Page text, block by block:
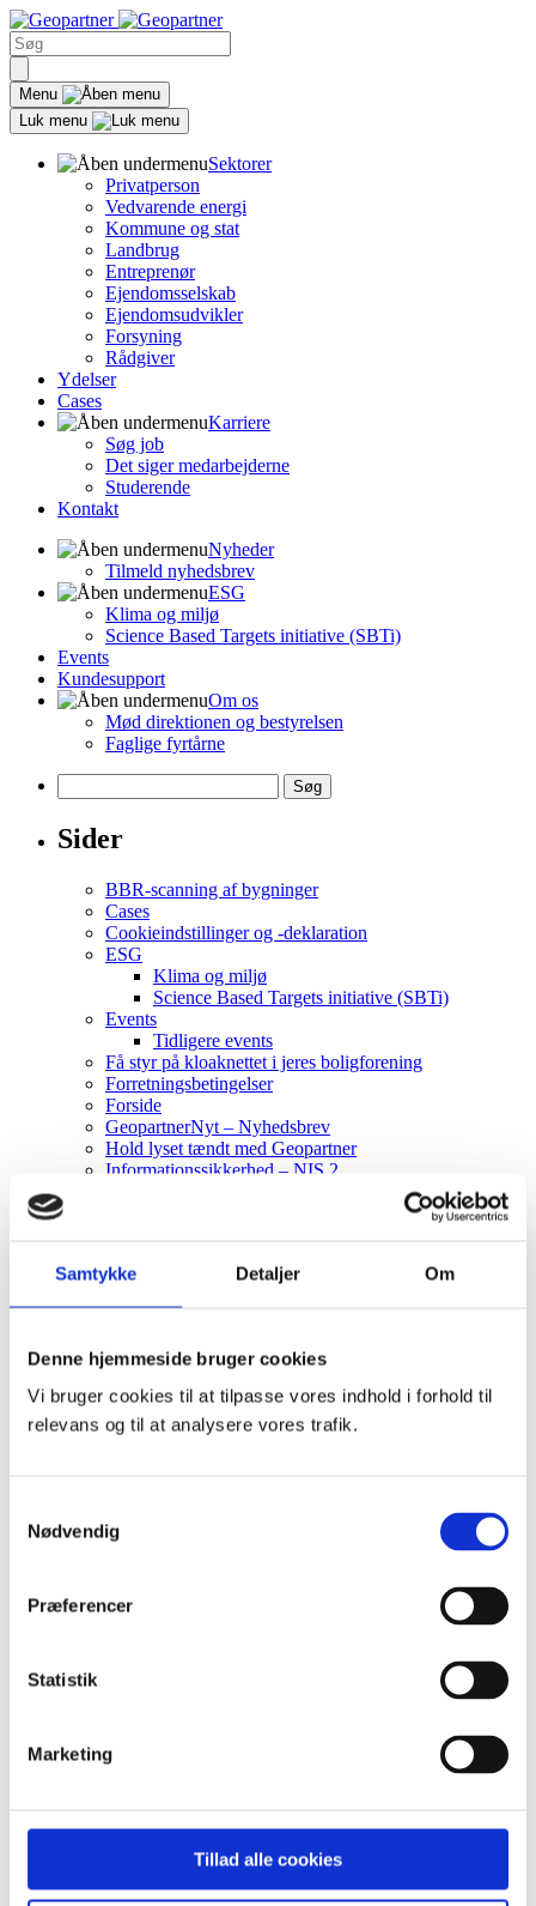
Samtykke Detaljer Om
Denne hjemmeside bruger cookies
Vi bruger cookies til at tilpasse vores indhold i forhold til
relevans og til at analysere vores trafik.
Nødvendig
Præferencer
Statistik
Marketing
Tillad alle cookies
Menu
Luk menu
Sektorer
Privatperson
Vedvarende energi
Kommune og stat
Landbrug
Entreprenør
Ejendomsselskab
Ejendomsudvikler
Forsyning
Rådgiver
Ydelser
Cases
Karriere
Søg job
Det siger medarbejderne
Studerende
Kontakt
Nyheder
Tilmeld nyhedsbrev
ESG
Klima og miljø
Science Based Targets initiative (SBTi)
Events
Kundesupport
Om os
Mød direktionen og bestyrelsen
Faglige fyrtårne
efter:
Sider
BBR-scanning af bygninger
Cases
Cookieindstillinger og -deklaration
ESG
Klima og miljø
Science Based Targets initiative (SBTi)
Events
Tidligere events
Få styr på kloaknettet i jeres boligforening
Forretningsbetingelser
Forside
GeopartnerNyt – Nyhedsbrev
Hold lyset tændt med Geopartner
Informationssikkerhed – NIS 2
Kontakt
Mød direktionen og bestyrelsen
Når I mangler ressourcer – træder vi til
Nyheder
Om os
Solcellepark og BESS-anlæg – fra idé til realisering
Tak for din tilmelding
Arkiver